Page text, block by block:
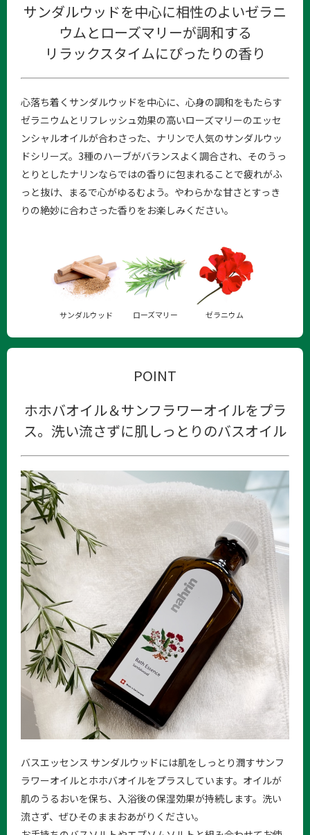
サンダルウッドを中心に相性のよいゼラニ
ウムとローズマリーが調和する
リラックスタイムにぴったりの香り
心落ち着くサンダルウッドを中心に、心身の調和をもたらす
ゼラニウムとリフレッシュ効果の高いローズマリーのエッセ
ンシャルオイルが合わさった、ナリンで人気のサンダルウッ
ドシリーズ。3種のハーブがバランスよく調合され、そのうっ
とりとしたナリンならではの香りに包まれることで疲れがふ
っと抜け、まるで心がゆるむよう。やわらかな甘さとすっき
りの絶妙に合わさった香りをお楽しみください。
サンダルウッド ローズマリー ゼラニウム
POINT
ホホバオイル＆サンフラワーオイルをプラ
ス。洗い流さずに肌しっとりのバスオイル
バスエッセンス サンダルウッドには肌をしっとり潤すサンフ
ラワーオイルとホホバオイルをプラスしています。オイルが
肌のうるおいを保ち、入浴後の保湿効果が持続します。洗い
流さず、ぜひそのままおあがりください。